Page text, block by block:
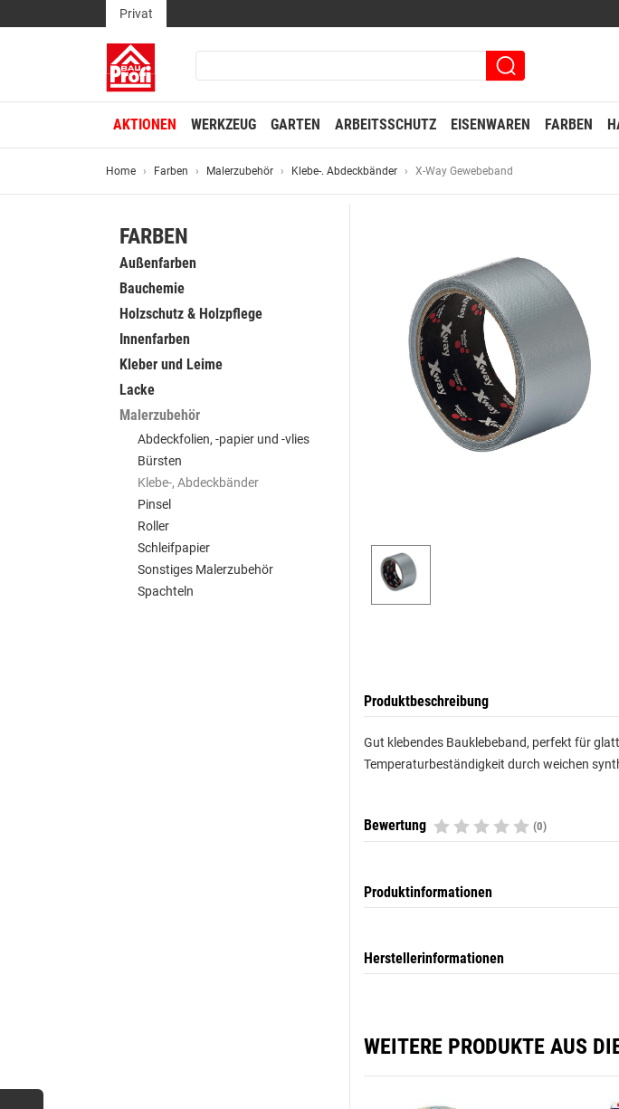
Privat
AKTIONEN WERKZEUG GARTEN ARBEITSSCHUTZ EISENWAREN FARBEN
Home Farben Malerzubehör Klebe-. Abdeckbänder X-Way Gewebeband
FARBEN
Außenfarben
Bauchemie
Holzschutz & Holzpflege
Innenfarben
Kleber und Leime
Lacke
Malerzubehör
Abdeckfolien, -papier und -vlies
Bürsten
Klebe-, Abdeckbänder
Pinsel
Roller
Schleifpapier
Sonstiges Malerzubehör
Spachteln
Produktbeschreibung
Gut klebendes Bauklebeband, perfekt für
Temperaturbeständigkeit durch weichen
Bewertung (0)
Produktinformationen
Herstellerinformationen
WEITERE PRODUKTE AUS